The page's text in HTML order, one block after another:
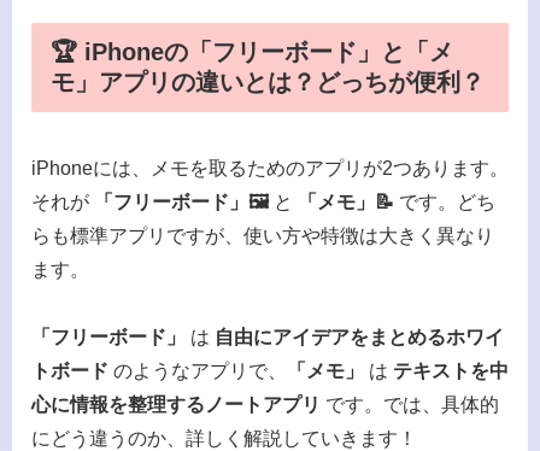
🏆 iPhoneの「フリーボード」と「メ
モ」アプリの違いとは？どっちが便利？
iPhoneには、メモを取るためのアプリが2つあります。
それが
「フリーボード」🖼️と 「メモ」📝 です。どち
らも標準アプリですが、使い方や特徴は大きく異なり
ます。
「フリーボード」 は 自由にアイデアをまとめるホワイ
トボード のようなアプリで、 「メモ」 は テキストを中
心に情報を整理するノートアプリ です。では、具体的
にどう違うのか、詳しく解説していきます！